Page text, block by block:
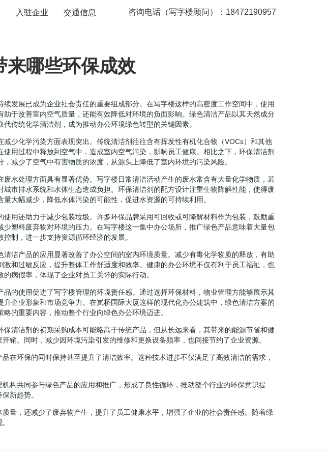
入驻企业 交通信息 咨询电话（写字楼顾问）：18472190957
来哪些环保成效
续发展已成为企业社会责任的重要组成部分。在写字楼这样的高密度工作空间中，使用
助于改善室内空气质量，还能有效降低对环境的负面影响。绿色清洁产品以其天然成分
代传统化学清洁剂，成为推动办公环境绿色转型的关键因素。
减少化学污染方面表现突出。传统清洁剂往往含有挥发性有机化合物（VOCs）和其他
使用过程中释放到空气中，造成室内空气污染，影响员工健康。相比之下，环保清洁剂
，减少了空气中有害物质的浓度，从源头上降低了室内环境的污染风险。
废水处理方面具有显著优势。写字楼日常清洁活动产生的废水常含有大量化学物质，若
城市排水系统和水体生态造成负担。环保清洁剂的配方设计注重生物降解性能，使得废
量大幅减少，降低水体污染的可能性，促进水资源的可持续利用。
使用还助力于减少包装垃圾。许多环保品牌采用可回收或可降解材料作为包装，鼓励重
少塑料废弃物对环境的压力。在写字楼这一集中办公场所，推广绿色产品意味着大量包
制，进一步支持资源循环经济的发展。
清洁产品的应用显著改善了办公空间的室内环境质量。减少有毒化学物质的释放，有助
激和过敏反应，提升整体工作舒适度和效率。健康的办公环境不仅有利于员工福祉，也
的病假率，体现了企业对员工关怀的实际行动。
品的使用促进了写字楼管理的环境责任感。通过选择环保材料，物业管理方能够展示其
升企业形象和市场竞争力。在岚桥国际大厦这样的现代化办公建筑中，绿色清洁方案的
略的重要内容，推动整个行业向绿色办公环境迈进。
保清洁剂的初期采购成本可能略高于传统产品，但从长远来看，其带来的能源节省和健
销。同时，减少因环境污染引发的维修和更换设备频率，也间接节约了企业资源。
在环保的同时保持甚至提升了清洁效率。这种技术进步不仅满足了高效清洁的需求，
构共同参与绿色产品的应用和推广，形成了良性循环，推动整个行业的环保意识提
新趋势。
量，还减少了废弃物产生，提升了员工健康水平，增强了企业的社会责任感。随着绿